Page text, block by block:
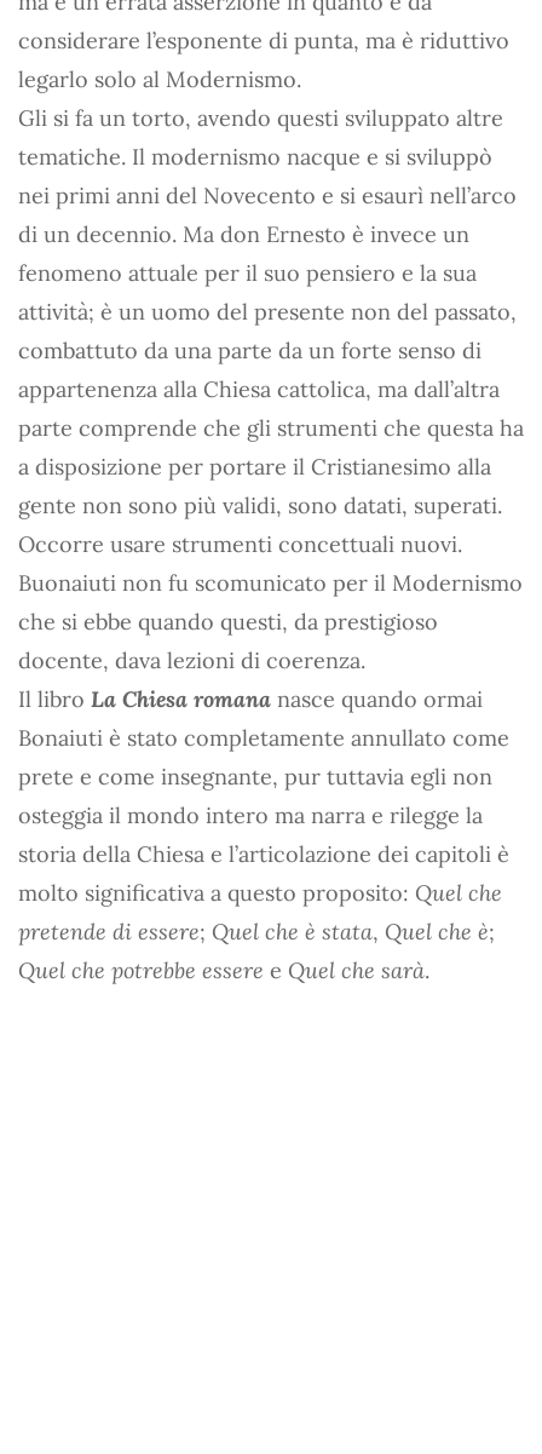
considerare l’esponente di punta, ma è riduttivo
legarlo solo al Modernismo.
Gli si fa un torto, avendo questi sviluppato altre
tematiche. Il modernismo nacque e si sviluppò
nei primi anni del Novecento e si esaurì nell’arco
di un decennio. Ma don Ernesto è invece un
fenomeno attuale per il suo pensiero e la sua
attività; è un uomo del presente non del passato,
combattuto da una parte da un forte senso di
appartenenza alla Chiesa cattolica, ma dall’altra
parte comprende che gli strumenti che questa ha
a disposizione per portare il Cristianesimo alla
gente non sono più validi, sono datati, superati.
Occorre usare strumenti concettuali nuovi.
Buonaiuti non fu scomunicato per il Modernismo
che si ebbe quando questi, da prestigioso
docente, dava lezioni di coerenza.
Il libro La Chiesa romana nasce quando ormai
Bonaiuti è stato completamente annullato come
prete e come insegnante, pur tuttavia egli non
osteggia il mondo intero ma narra e rilegge la
storia della Chiesa e l’articolazione dei capitoli è
molto significativa a questo proposito: Quel che
pretende di essere; Quel che è stata, Quel che è;
Quel che potrebbe essere e Quel che sarà.